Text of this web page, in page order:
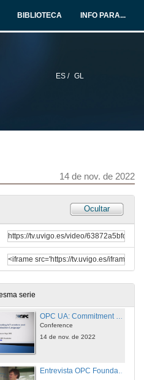
BIBLIOTECA INFO PARA...
ES / GL
14 de nov. de 2022
Ocultar
serie
14 de nov. de 2022
Experiencia en dixitalización en GEC
Conferencia
Entrevista GRUPO COPO
14 de nov. de 2022
Conference
14 de nov. de 2022
Entrevista OPC Foundation